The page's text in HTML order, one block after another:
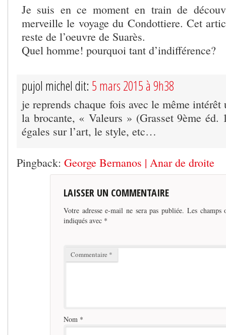
Je suis en ce moment en train de
merveille le voyage du Condottiere. Cet
reste de l’oeuvre de Suarès.
Quel homme! pourquoi tant d’indifférence?
pujol michel dit: 5 mars 2015 à 9h38
je reprends chaque fois avec le même
la brocante, « Valeurs » (Grasset 9ème éd.
égales sur l’art, le style, etc…
Pingback: George Bernanos | Anar de droite
LAISSER UN COMMENTAIRE
Votre adresse e-mail ne sera pas publiée. Les champs
indiqués avec *
Commentaire *
Nom *